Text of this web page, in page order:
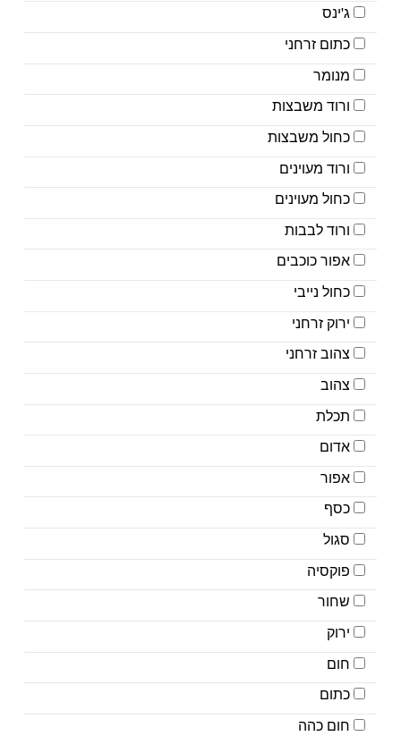
ג'ינס
כתום זרחני
מנומר
ורוד משבצות
כחול משבצות
ורוד מעוינים
כחול מעוינים
ורוד לבבות
אפור כוכבים
כחול נייבי
ירוק זרחני
צהוב זרחני
צהוב
תכלת
אדום
אפור
כסף
סגול
פוקסיה
שחור
ירוק
חום
כתום
חום כהה